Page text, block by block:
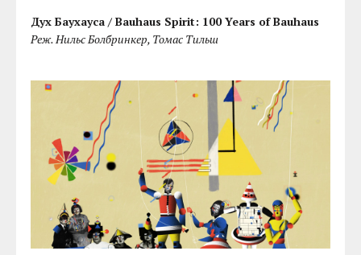
Дух Баухауса / Bauhaus Spirit: 100 Years of Bauhaus
Реж. Нильс Болбринкер, Томас Тильш